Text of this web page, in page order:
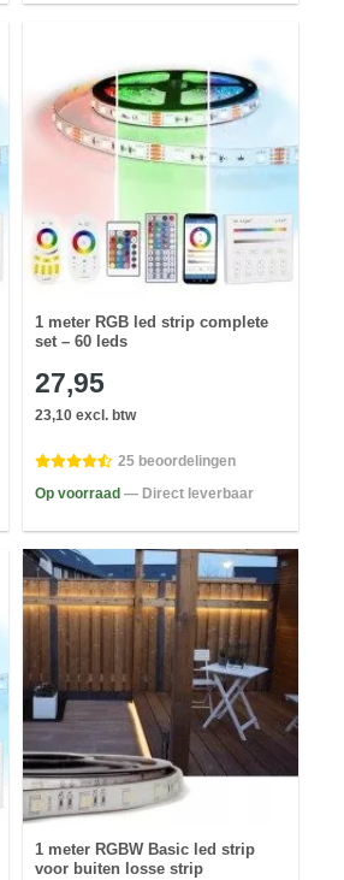
1 meter RGB led strip complete
set – 60 leds
27,95
23,10 excl. btw
25 beoordelingen
Op voorraad — Direct leverbaar
1 meter RGBW Basic led strip
voor buiten losse strip